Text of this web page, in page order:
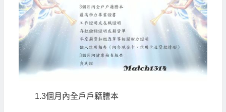
1.3個月內全戶戶籍謄本